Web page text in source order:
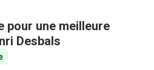
pour une meilleure
Desbals